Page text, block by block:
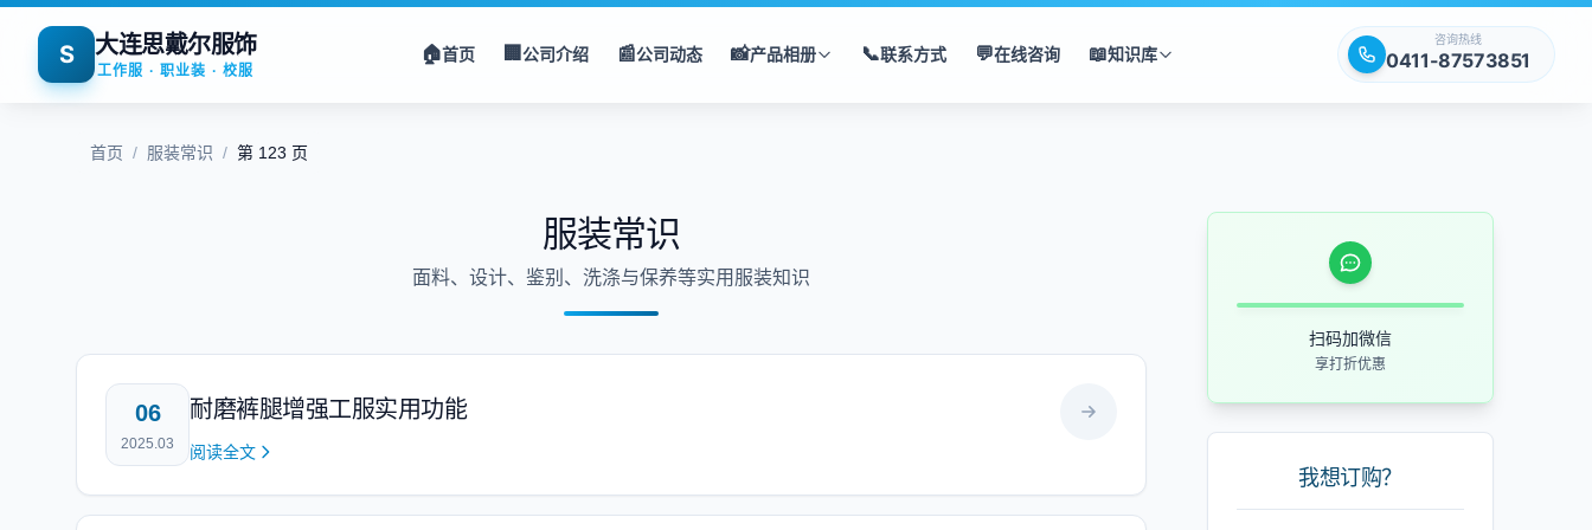
S 大连思戴尔服饰
工作服 · 职业装 · 校服
🏠首页 🏢公司介绍 📰公司动态 📸产品相册 📞联系方式 💬在线咨询 📖知识库
咨询热线
0411-87573851
首页 / 服装常识 / 第 123 页
服装常识
面料、设计、鉴别、洗涤与保养等实用服装知识
06
2025.03
耐磨裤腿增强工服实用功能
阅读全文
扫码加微信
享打折优惠
我想订购？